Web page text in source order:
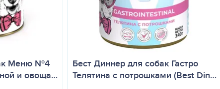
Меню №4
и овоща…
Бест Диннер для собак Гастро
Телятина с потрошками (Best Din…